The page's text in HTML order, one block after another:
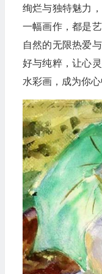
绚烂与独特魅力
一幅画作，都是
自然的无限热爱
好与纯粹，让心
水彩画，成为你心